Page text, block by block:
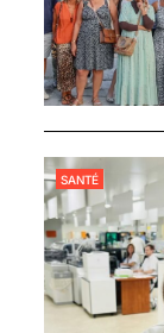
SANTÉ